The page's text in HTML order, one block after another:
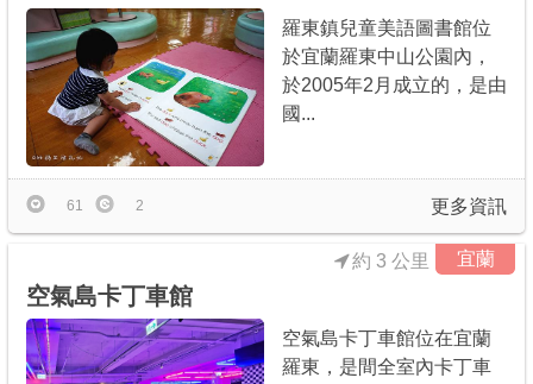
羅東鎮兒童美語圖書館位
於宜蘭羅東中山公園內，
於2005年2月成立的，是由
國...
更多資訊
61 2
宜蘭
空氣島卡丁車館
約 3 公里
空氣島卡丁車館位在宜蘭
羅東，是間全室內卡丁車